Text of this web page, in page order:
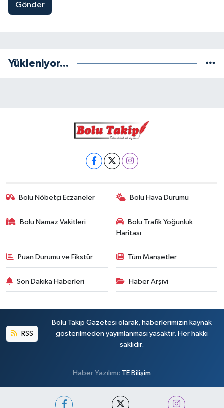
Gönder
Yükleniyor...
Bolu Nöbetçi Eczaneler Bolu Hava Durumu
Bolu Namaz Vakitleri
Bolu Trafik Yoğunluk
Haritası
Puan Durumu ve Fikstür Tüm Manşetler
Son Dakika Haberleri Haber Arşivi
RSS
Bolu Takip Gazetesi olarak, haberlerimizin kaynak
gösterilmeden yayımlanması yasaktır. Her hakkı
saklıdır.
Haber Yazılımı: TE Bilişim